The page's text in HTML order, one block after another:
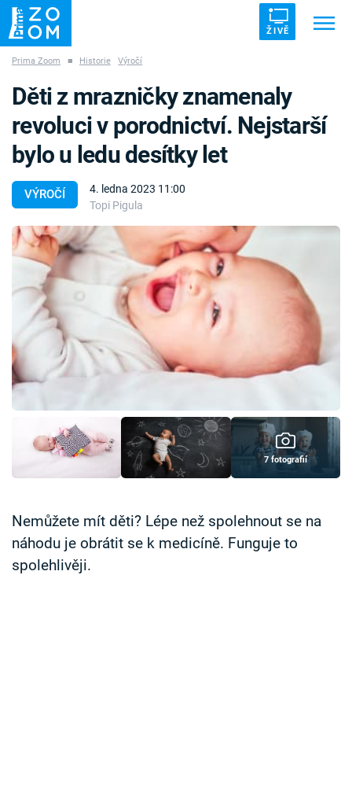
ŽIVĚ
ZÁHADY VETŘELCI DÁVNOVĚKU
Témata
Témata
Pořady
TV Program
Časopis
Sledujte prima+
Přihlášení
Sledujte nás
Prima Zoom ■ Historie Výročí
VÝROČÍ
4. ledna 2023 11:00
Topi Pigula
Děti z mrazničky znamenaly
revoluci v porodnictví. Nejstarší
bylo u ledu desítky let
7 fotografií
Nemůžete mít děti? Lépe než spolehnout se na
náhodu je obrátit se k medicíně. Funguje to
spolehlivěji.